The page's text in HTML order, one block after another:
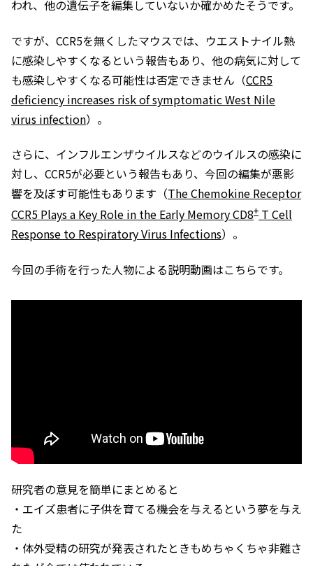
われ、他の遺伝子を編集していないか確かめたそうです。
ですが、CCR5を無くしたマウスでは、ウエストナイル熱
に感染しやすくなるという報告もあり、他の病気に対して
も感染しやすくなる可能性は否定できません（CCR5
deficiency increases risk of symptomatic West Nile
virus infection）。
さらに、インフルエンザウイルスなどのウイルスの感染に
対し、CCR5が必要という報告もあり、今回の編集が悪影
響を及ぼす可能性もあります（The Chemokine Receptor
CCR5 Plays a Key Role in the Early Memory CD8+ T Cell
Response to Respiratory Virus Infections）。
今回の手術を行った人物による説明動画はこちらです。
研究者の意見を簡単にまとめると
・エイズ患者に子供を育てる機会を与えるという夢を与え
た
・体外受精の研究が発表されたときもめちゃくちゃ非難さ